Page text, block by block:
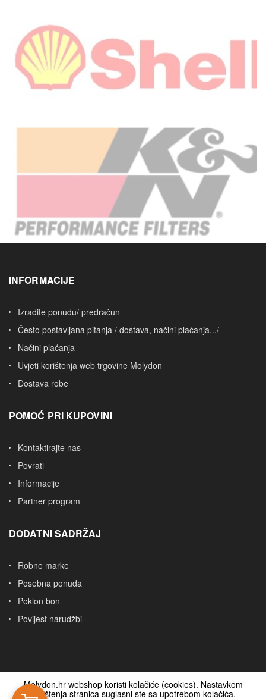
Molydon.hr webshop koristi kolačiće (cookies). Nastavkom
korištenja stranica suglasni ste sa upotrebom kolačića.
INFORMACIJE
Izradite ponudu/ predračun
Često postavljana pitanja / dostava, načini plaćanja.../
Načini plaćanja
Uvjeti korištenja web trgovine Molydon
Dostava robe
POMOĆ PRI KUPOVINI
Kontaktirajte nas
Povrati
Informacije
Partner program
DODATNI SADRŽAJ
Robne marke
Posebna ponuda
Poklon bon
Povijest narudžbi